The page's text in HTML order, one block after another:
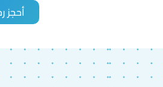
أحجز